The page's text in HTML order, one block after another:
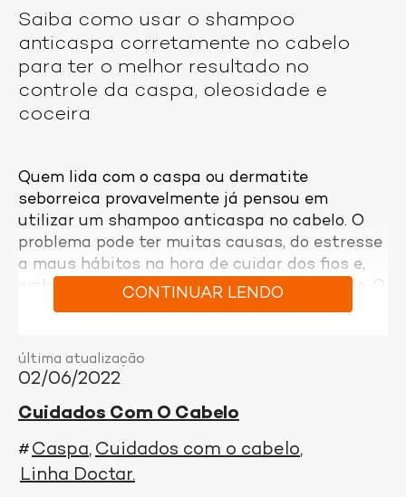
Saiba como usar o shampoo
anticaspa corretamente no cabelo
para ter o melhor resultado no
controle da caspa, oleosidade e
coceira
Quem lida com o caspa ou dermatite
seborreica provavelmente já pensou em
utilizar um shampoo anticaspa no cabelo. O
problema pode ter muitas causas, do estresse
a maus hábitos na hora de cuidar dos fios e,
embora não tenha cura, pode ser controlado. O
shampoo anticaspa é um dos principais
no couro cabeludo, mas você sabe utilizar esse
produto corretamente?
Para manter o couro cabeludo limpo, fresco e
fios é essencial seguir algumas
recomendações na hora de usar o shampoo
CONTINUAR LENDO
última atualização
02/06/2022
Cuidados Com O Cabelo
# Caspa Cuidados com o cabelo
Linha Doctar